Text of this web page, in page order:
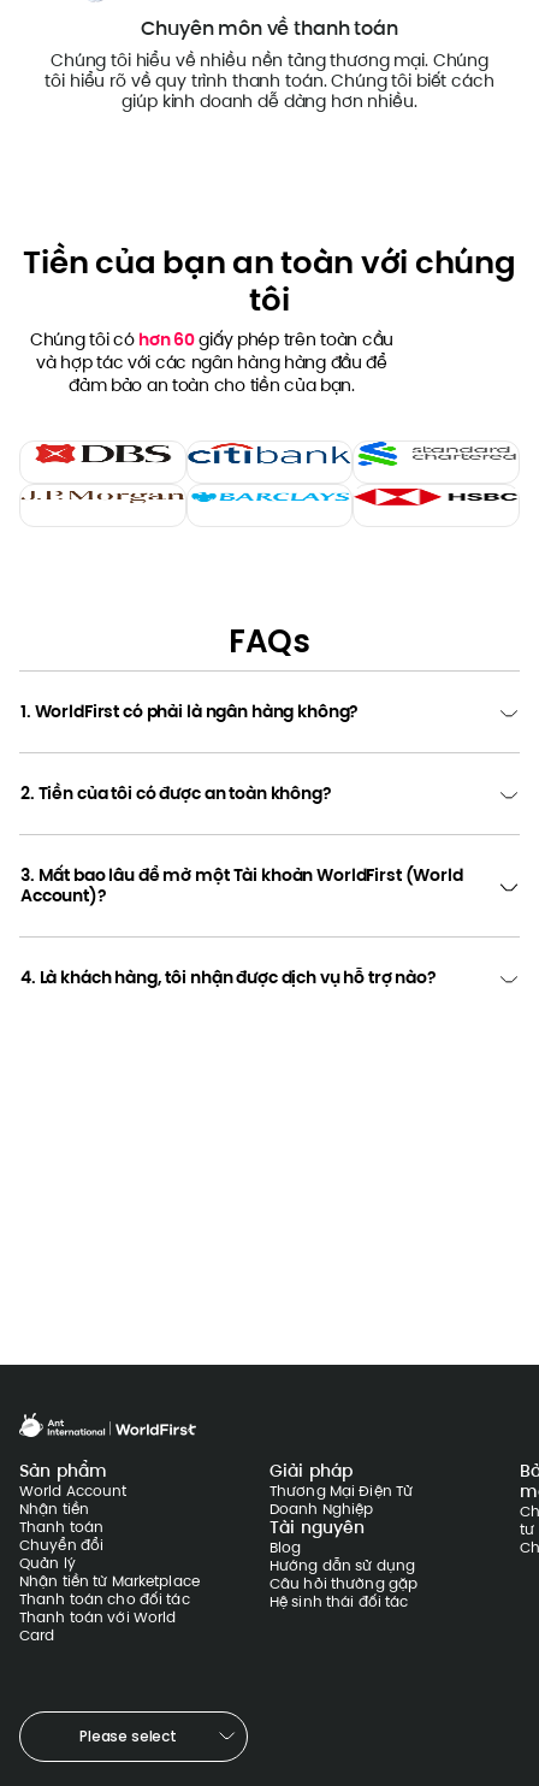
Chuyên môn về thanh toán
Chúng tôi hiểu về nhiều nền tảng thương mại. Chúng
tôi hiểu rõ về quy trình thanh toán. Chúng tôi biết cách
giúp kinh doanh dễ dàng hơn nhiều.
Tiền của bạn an toàn với chúng
tôi
Chúng tôi có hơn 60giấy phép trên toàn cầu
và hợp tác với các ngân hàng hàng đầu để
đảm bảo an toàn cho tiền của bạn.
FAQs
1. WorldFirst có phải là ngân hàng không?
2. Tiền của tôi có được an toàn không?
3. Mất bao lâu để mở một Tài khoản WorldFirst (World
Account)?
4. Là khách hàng, tôi nhận được dịch vụ hỗ trợ nào?
Sản phẩm
World Account
Nhận tiền
Thanh toán
Chuyển đổi
Quản lý
Nhận tiền từ Marketplace
Thanh toán cho đối tác
Thanh toán với World
Card
Giải pháp
Thương Mại Điện Tử
Doanh Nghiệp
Tài nguyên
Blog
Hướng dẫn sử dụng
Câu hỏi thường gặp
Hệ sinh thái đối tác
tư
Please select